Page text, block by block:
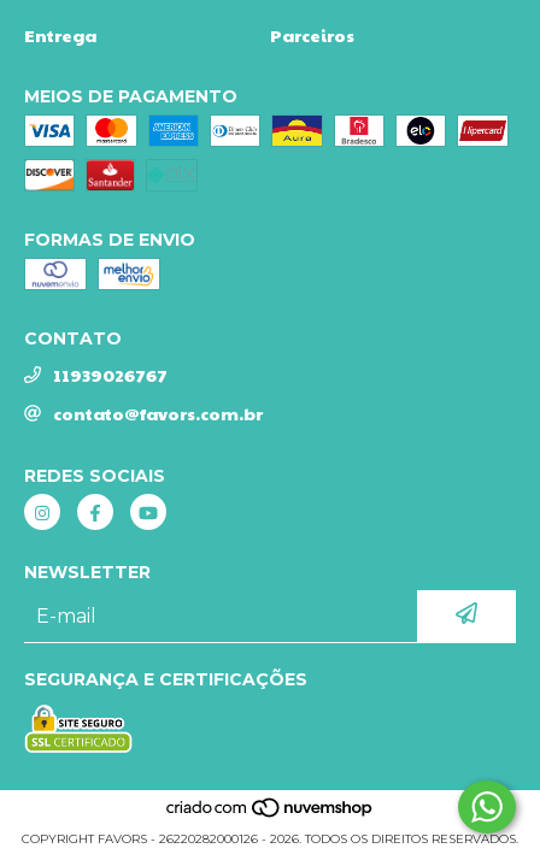
Entrega Parceiros
MEIOS DE PAGAMENTO
FORMAS DE ENVIO
CONTATO
11939026767
contato@favors.com.br
REDES SOCIAIS
NEWSLETTER
SEGURANÇA E CERTIFICAÇÕES
COPYRIGHT FAVORS - 26220282000126 - 2026. TODOS OS DIREITOS RESERVADOS.